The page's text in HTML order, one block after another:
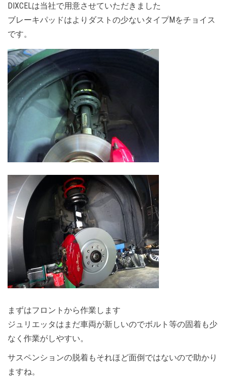
DIXCELは当社で用意させていただきました
ブレーキパッドはよりダストの少ないタイプMをチョイス
です。
まずはフロントから作業します
ジュリエッタはまだ車両が新しいのでボルト等の固着も少
なく作業がしやすい。
サスペンションの脱着もそれほど面倒ではないので助かり
ますね。